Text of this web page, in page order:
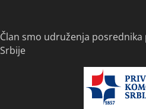
Član smo udruženja
Srbije